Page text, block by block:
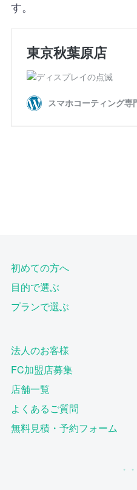
す。
初めての方へ
目的で選ぶ
プランで選ぶ
法人のお客様
FC加盟店募集
店舗一覧
よくあるご質問
無料見積・予約フォーム